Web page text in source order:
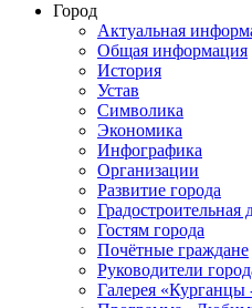
Город
Актуальная
Общая информация
История
Устав
Символика
Экономика
Инфографика
Организации
Развитие города
Градостроительная
Гостям города
Почётные граждане
Руководители
Галерея «Курганцы